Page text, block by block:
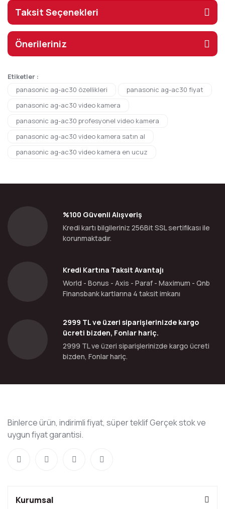
Taksit Seçenekleri
Önerileriniz
Etiketler :
panasonic ag-ac30 özellikleri
panasonic ag-ac30 fiyat
panasonic ag-ac30 video kamera
panasonic ag-ac30 profesyonel video kamera
panasonic ag-ac30 video kamera satın al
panasonic ag-ac30 video kamera en ucuz
%100 Güvenli Alışveriş
Kredi kartı bilgileriniz 256Bit SSL sertifikası ile
korunmaktadır.
Kredi Kartına Taksit Avantajı
World - Bonus - Axis - Paraf - Maximum - Qnb
Finansbank kartlarına 4 taksit imkanı
2999 TL ve üzeri siparişlerinizde kargo
ücreti bizden, Fonlar hariç.
2999 TL ve üzeri siparişlerinizde kargo ücreti
bizden, Fonlar hariç.
Binlerce ürün, indirimli fiyat, süper teklif Gerçek stok ve
uygun fiyat garantisi.
Kurumsal